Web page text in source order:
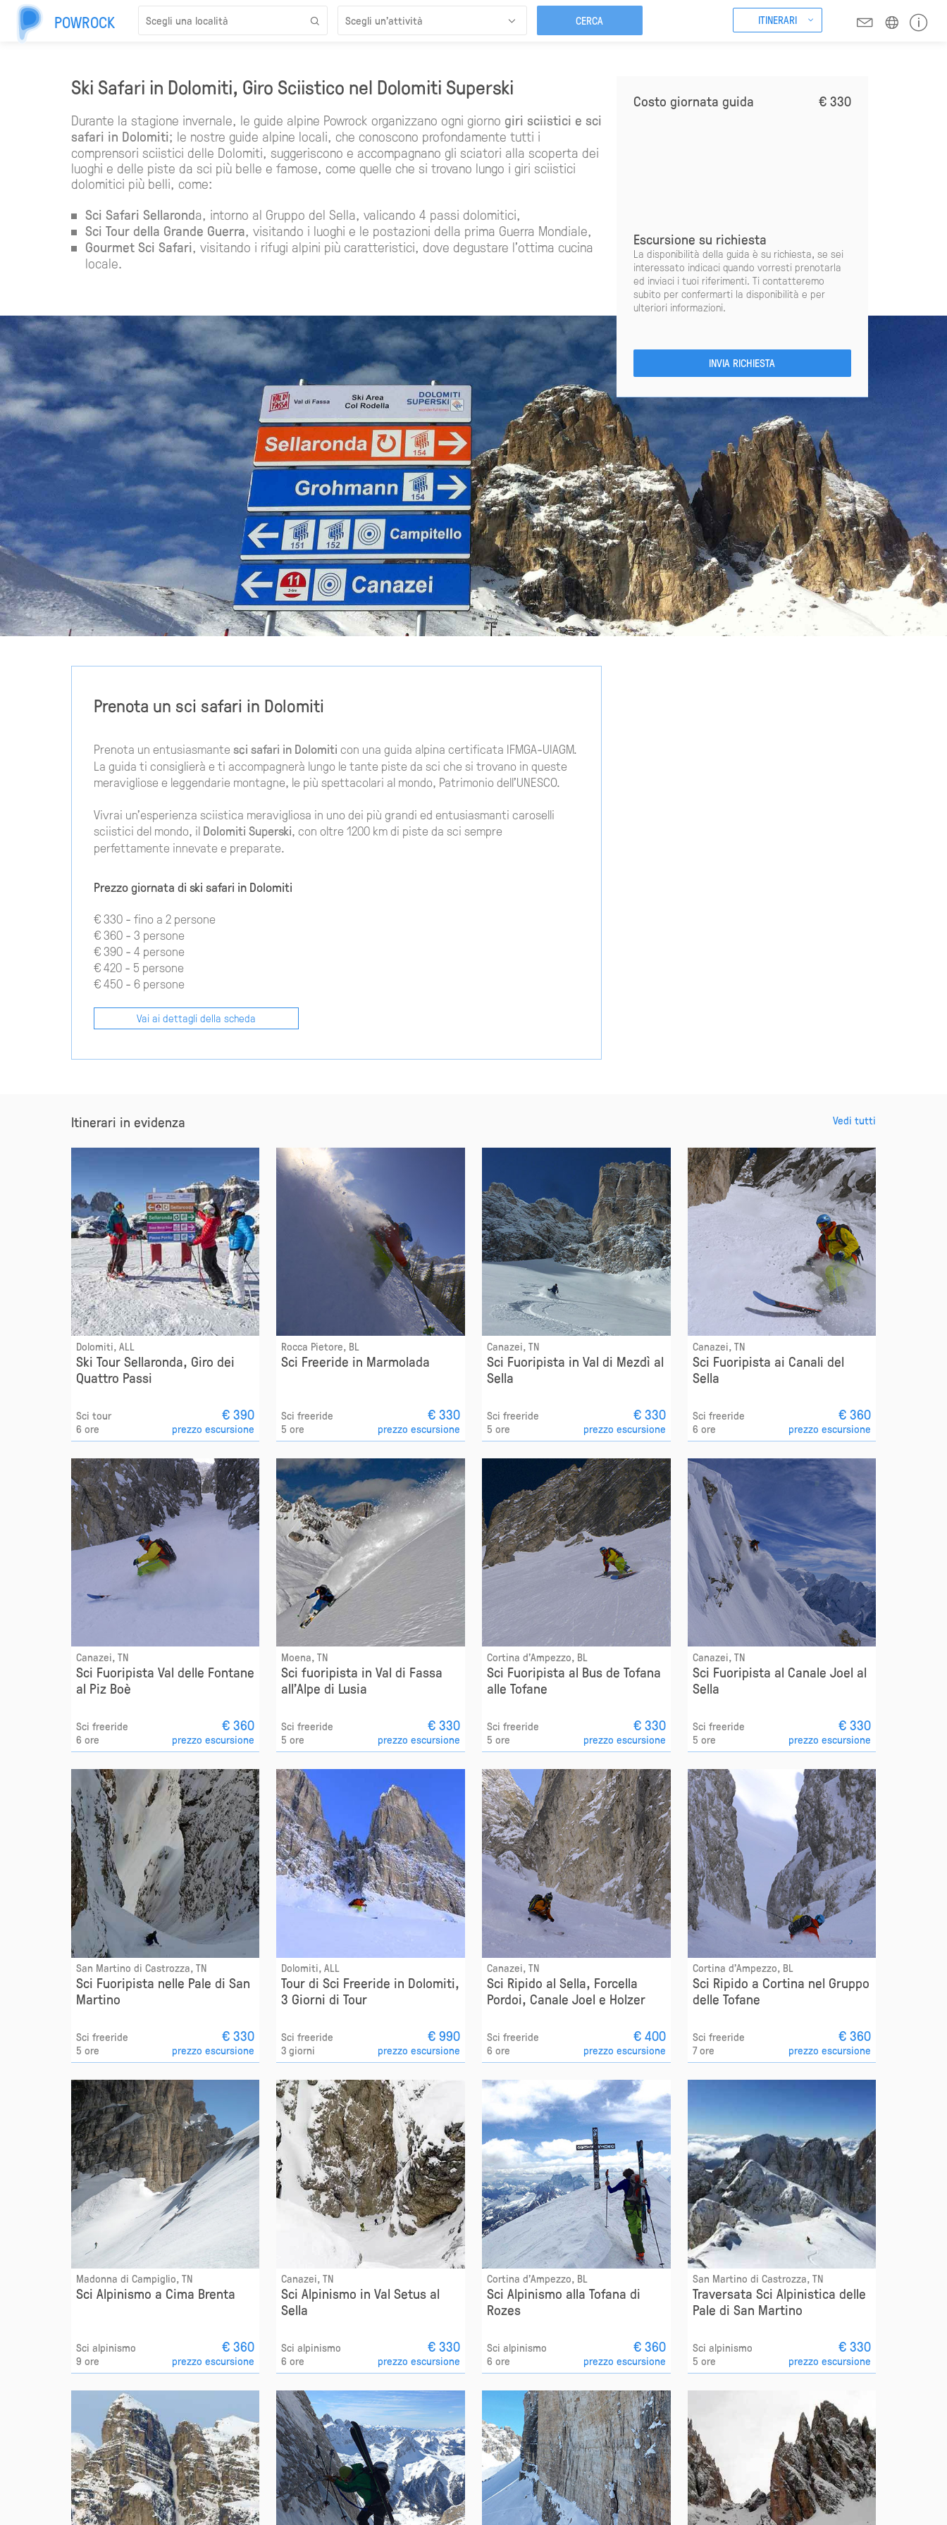
POWROCK ITINERARI
Costo giornata guida € 330
Escursione su richiesta
La disponibilità della guida è su richiesta, se sei
interessato indicaci quando vorresti prenotarla
ed inviaci i tuoi riferimenti. Ti contatteremo
subito per confermarti la disponibilità e per
ulteriori informazioni.
Ski Safari in Dolomiti, Giro Sciistico nel Dolomiti Superski
Durante la stagione invernale, le guide alpine Powrock organizzano ogni giorno giri sciistici e sci
safari in Dolomiti; le nostre guide alpine locali, che conoscono profondamente tutti i
comprensori sciistici delle Dolomiti, suggeriscono e accompagnano gli sciatori alla scoperta dei
luoghi e delle piste da sci più belle e famose, come quelle che si trovano lungo i giri sciistici
dolomitici più belli, come:
Sci Safari Sellaronda, intorno al Gruppo del Sella, valicando 4 passi dolomitici,
Sci Tour della Grande Guerra, visitando i luoghi e le postazioni della prima Guerra Mondiale,
Gourmet Sci Safari, visitando i rifugi alpini più caratteristici, dove degustare l'ottima cucina
locale.
Prenota un sci safari in Dolomiti
Prenota un entusiasmantesci safari in Dolomiticon una guida alpina certificata IFMGA-UIAGM.
La guida ti consiglierà e ti accompagnerà lungo le tante piste da sci che si trovano in queste
meravigliose e leggendarie montagne, le più spettacolari al mondo, Patrimonio dell'UNESCO.
Vivrai un'esperienza sciistica meravigliosa in uno dei più grandi ed entusiasmanti caroselli
sciistici del mondo, il Dolomiti Superski, con oltre 1200 km di piste da sci sempre
perfettamente innevate e preparate.
Prezzo giornata di ski safari in Dolomiti
€ 330 - fino a 2 persone
€ 360 - 3 persone
€ 390 - 4 persone
€ 420 - 5 persone
€ 450 - 6 persone
Vai ai dettagli della scheda
Itinerari in evidenza
Dolomiti, ALL
Ski Tour Sellaronda, Giro dei
Quattro Passi
Sci tour
6 ore
€ 390
prezzo escursione
Rocca Pietore, BL
Sci Freeride in Marmolada
Sci freeride
5 ore
€ 330
prezzo escursione
Canazei, TN
Sci Fuoripista in Val di Mezdì al
Sella
Sci freeride
5 ore
€ 330
prezzo escursione
Canazei, TN
Sci Fuoripista ai Canali del
Sella
Sci freeride
6 ore
€ 360
prezzo escursione
Canazei, TN
Sci Fuoripista Val delle Fontane
al Piz Boè
Sci freeride
6 ore
€ 360
prezzo escursione
Moena, TN
Sci fuoripista in Val di Fassa
all'Alpe di Lusia
Sci freeride
5 ore
€ 330
prezzo escursione
Cortina d'Ampezzo, BL
Sci Fuoripista al Bus de Tofana
alle Tofane
Sci freeride
5 ore
€ 330
prezzo escursione
Canazei, TN
Sci Fuoripista al Canale Joel al
Sella
Sci freeride
5 ore
€ 330
prezzo escursione
San Martino di Castrozza, TN
Sci Fuoripista nelle Pale di San
Martino
Sci freeride
5 ore
€ 330
prezzo escursione
Dolomiti, ALL
Tour di Sci Freeride in Dolomiti,
3 Giorni di Tour
Sci freeride
3 giorni
€ 990
prezzo escursione
Canazei, TN
Sci Ripido al Sella, Forcella
Pordoi, Canale Joel e Holzer
Sci freeride
6 ore
€ 400
prezzo escursione
Cortina d'Ampezzo, BL
Sci Ripido a Cortina nel Gruppo
delle Tofane
Sci freeride
7 ore
€ 360
prezzo escursione
Madonna di Campiglio, TN
Sci Alpinismo a Cima Brenta
Sci alpinismo
9 ore
€ 360
prezzo escursione
Canazei, TN
Sci Alpinismo in Val Setus al
Sella
Sci alpinismo
6 ore
€ 330
prezzo escursione
Cortina d'Ampezzo, BL
Sci Alpinismo alla Tofana di
Rozes
Sci alpinismo
6 ore
€ 360
prezzo escursione
San Martino di Castrozza, TN
Traversata Sci Alpinistica delle
Pale di San Martino
Sci alpinismo
5 ore
€ 330
prezzo escursione
Scegli un’attività